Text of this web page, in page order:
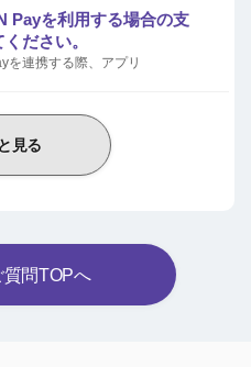
Payを利用する場合の支
ださい。
を連携する際、アプリ
見る
問TOPへ